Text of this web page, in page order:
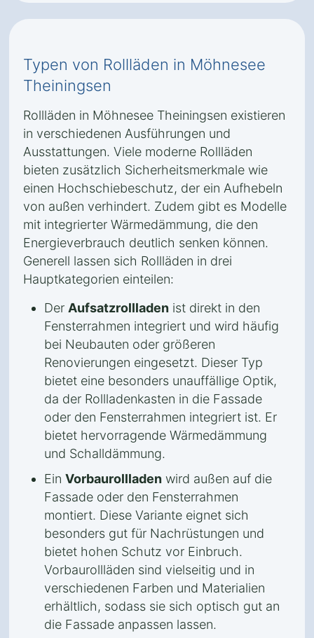
Typen von Rollläden in Möhnesee
Theiningsen
Rollläden in Möhnesee Theiningsen existieren
in verschiedenen Ausführungen und
Ausstattungen. Viele moderne Rollläden
bieten zusätzlich Sicherheitsmerkmale wie
einen Hochschiebeschutz, der ein Aufhebeln
von außen verhindert. Zudem gibt es Modelle
mit integrierter Wärmedämmung, die den
Energieverbrauch deutlich senken können.
Generell lassen sich Rollläden in drei
Hauptkategorien einteilen:
Der Aufsatzrollladen ist direkt in den
Fensterrahmen integriert und wird häufig
bei Neubauten oder größeren
Renovierungen eingesetzt. Dieser Typ
bietet eine besonders unauffällige Optik,
da der Rollladenkasten in die Fassade
oder den Fensterrahmen integriert ist. Er
bietet hervorragende Wärmedämmung
und Schalldämmung.
Ein Vorbaurollladen wird außen auf die
Fassade oder den Fensterrahmen
montiert. Diese Variante eignet sich
besonders gut für Nachrüstungen und
bietet hohen Schutz vor Einbruch.
Vorbaurollläden sind vielseitig und in
verschiedenen Farben und Materialien
erhältlich, sodass sie sich optisch gut an
die Fassade anpassen lassen.